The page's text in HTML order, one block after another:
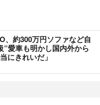
、約300万円ソファなど自
愛車も明かし国内外から
にきれいだ」